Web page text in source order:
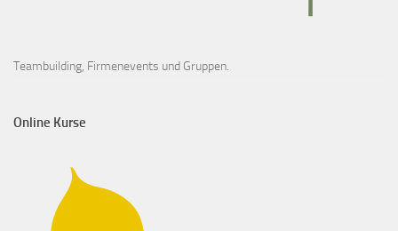
Teambuilding, Firmenevents und Gruppen.
Online Kurse